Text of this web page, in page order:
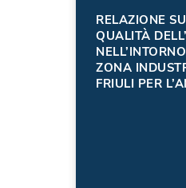
RELAZIONE
QUALITÀ
ZONA
FRIULI PER